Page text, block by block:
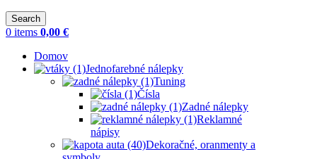
Search
0 items 0,00 €
Domov
Jednofarebné nálepky
Tuning
Čísla
Zadné nálepky
Reklamné
nápisy
Dekoračné, oranmenty a